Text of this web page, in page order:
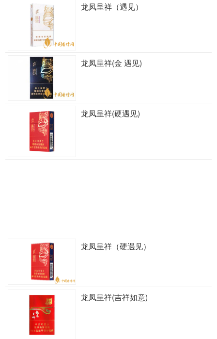
龙凤呈祥（遇见）
龙凤呈祥(金 遇见)
龙凤呈祥(硬遇见)
龙凤呈祥（硬遇见）
龙凤呈祥(吉祥如意)